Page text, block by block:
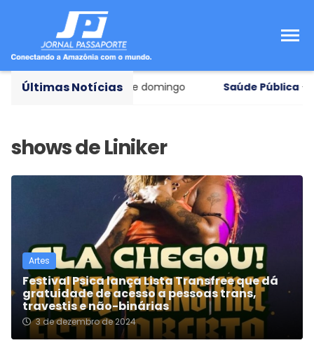
Últimas Notícias
será interditada neste domingo Saúde Pública-
Artes
Festival Psica lança Lista Transfree que dá
gratuidade de acesso a pessoas trans,
travestis e não-binárias
3 de dezembro de 2024